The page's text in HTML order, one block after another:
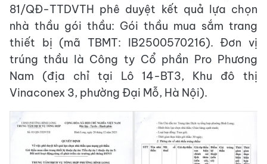
81/QĐ-TTDVTH phê duyệt kết quả lựa chọn
nhà thầu gói thầu: Gói thầu mua sắm trang
thiết bị (mã TBMT: IB2500570216). Đơn vị
trúng thầu là Công ty Cổ phần Pro Phương
Nam (địa chỉ tại Lô 14-BT3, Khu đô thị
Vinaconex 3, phường Đại Mỗ, Hà Nội).